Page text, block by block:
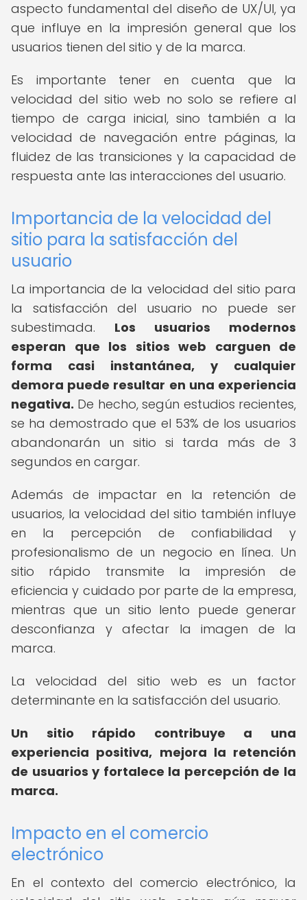
aspecto fundamental del diseño de UX/UI, ya
que influye en la impresión general que los
usuarios tienen del sitio y de la marca.
Es importante tener en cuenta que la
velocidad del sitio web no solo se refiere al
tiempo de carga inicial, sino también a la
velocidad de navegación entre páginas, la
fluidez de las transiciones y la capacidad de
respuesta ante las interacciones del usuario.
Importancia de la velocidad del
sitio para la satisfacción del
usuario
La importancia de la velocidad del sitio para
la satisfacción del usuario no puede ser
subestimada. Los usuarios modernos
esperan que los sitios web carguen de
forma casi instantánea, y cualquier
demora puede resultar en una experiencia
negativa. De hecho, según estudios recientes,
se ha demostrado que el 53% de los usuarios
abandonarán un sitio si tarda más de 3
segundos en cargar.
Además de impactar en la retención de
usuarios, la velocidad del sitio también influye
en la percepción de confiabilidad y
profesionalismo de un negocio en línea. Un
sitio rápido transmite la impresión de
eficiencia y cuidado por parte de la empresa,
mientras que un sitio lento puede generar
desconfianza y afectar la imagen de la
marca.
La velocidad del sitio web es un factor
determinante en la satisfacción del usuario.
Un sitio rápido contribuye a una
experiencia positiva, mejora la retención
de usuarios y fortalece la percepción de la
marca.
Impacto en el comercio
electrónico
En el contexto del comercio electrónico, la